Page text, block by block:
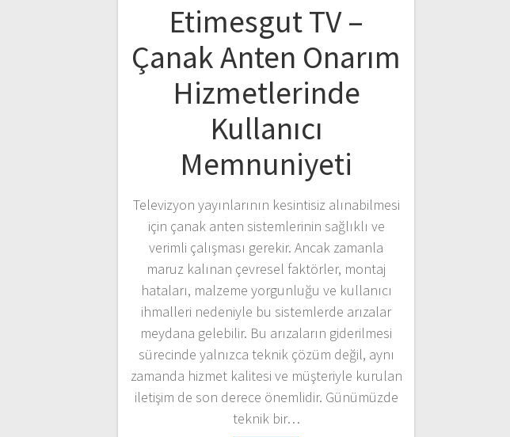
Etimesgut TV –
Çanak Anten Onarım
Hizmetlerinde
Kullanıcı
Memnuniyeti
Televizyon yayınlarının kesintisiz alınabilmesi
için çanak anten sistemlerinin sağlıklı ve
verimli çalışması gerekir. Ancak zamanla
maruz kalınan çevresel faktörler, montaj
hataları, malzeme yorgunluğu ve kullanıcı
ihmalleri nedeniyle bu sistemlerde arızalar
meydana gelebilir. Bu arızaların giderilmesi
sürecinde yalnızca teknik çözüm değil, aynı
zamanda hizmet kalitesi ve müşteriyle kurulan
iletişim de son derece önemlidir. Günümüzde
teknik bir…